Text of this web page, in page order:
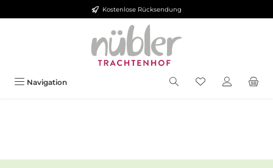
Zum Hauptinhalt springen Kostenlose Rücksendung
Navigation